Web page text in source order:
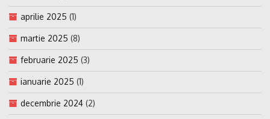
aprilie 2025 (1)
martie 2025 (8)
februarie 2025 (3)
ianuarie 2025 (1)
decembrie 2024 (2)